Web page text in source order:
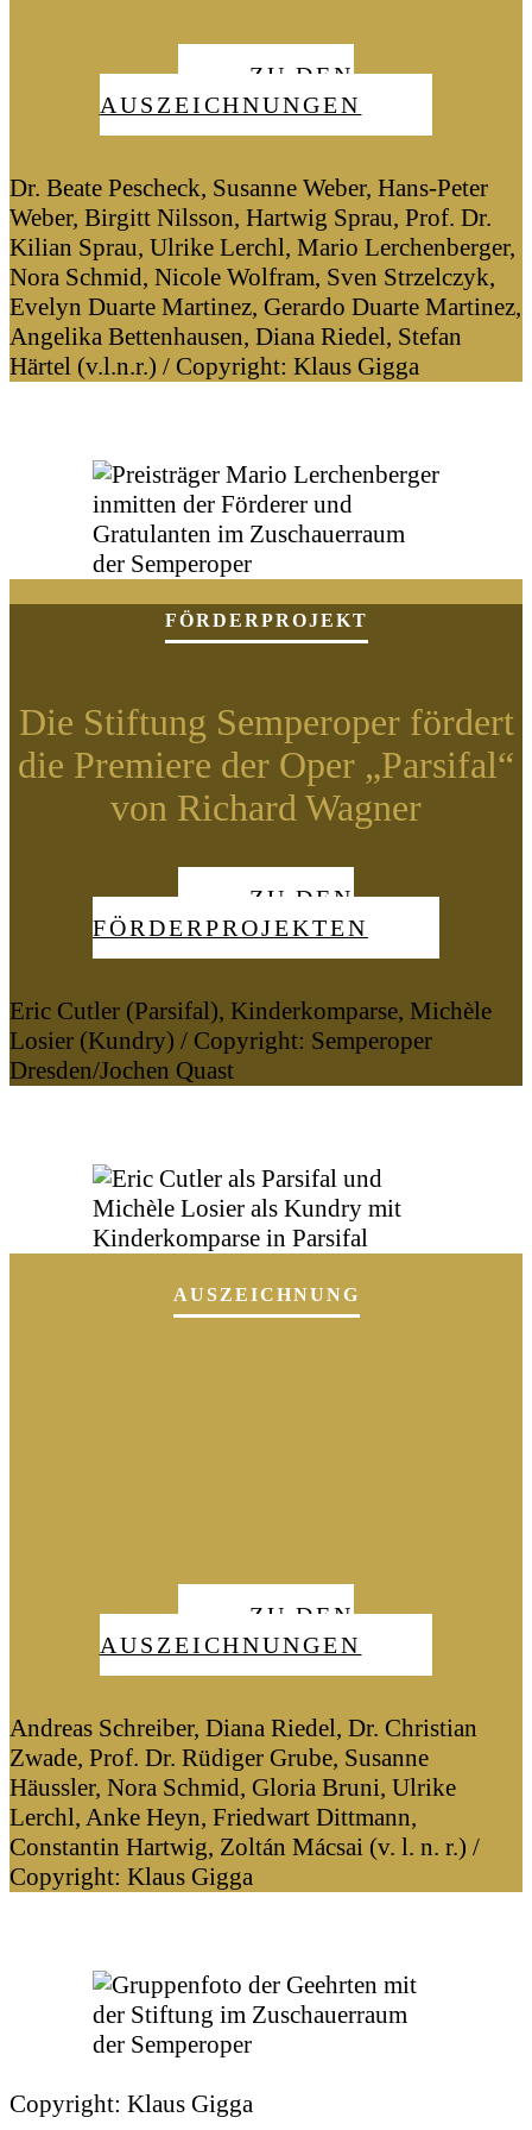
ZU DEN
AUSZEICHNUNGEN
Dr. Beate Pescheck, Susanne Weber, Hans-Peter
Weber, Birgitt Nilsson, Hartwig Sprau, Prof. Dr.
Kilian Sprau, Ulrike Lerchl, Mario Lerchenberger,
Nora Schmid, Nicole Wolfram, Sven Strzelczyk,
Evelyn Duarte Martinez, Gerardo Duarte Martinez,
Angelika Bettenhausen, Diana Riedel, Stefan
Härtel (v.l.n.r.) / Copyright: Klaus Gigga
FÖRDERPROJEKT
Die Stiftung Semperoper fördert
die Premiere der Oper „Parsifal“
von Richard Wagner
ZU DEN
FÖRDERPROJEKTEN
Eric Cutler (Parsifal), Kinderkomparse, Michèle
Losier (Kundry) / Copyright: Semperoper
Dresden/Jochen Quast
AUSZEICHNUNG
ZU DEN
AUSZEICHNUNGEN
Andreas Schreiber, Diana Riedel, Dr. Christian
Zwade, Prof. Dr. Rüdiger Grube, Susanne
Häussler, Nora Schmid, Gloria Bruni, Ulrike
Lerchl, Anke Heyn, Friedwart Dittmann,
Constantin Hartwig, Zoltán Mácsai (v. l. n. r.) /
Copyright: Klaus Gigga
Copyright: Klaus Gigga